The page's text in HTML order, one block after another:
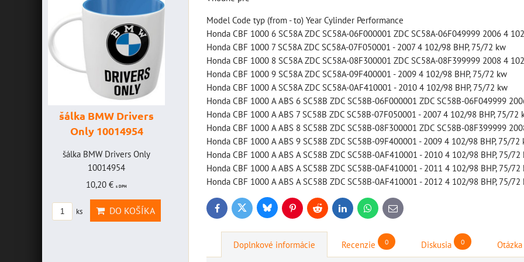
Model Code typ (from - to) Year Cylinder Performance
Honda CBF 1000 6 SC58A ZDC SC58A-06F000001 ZDC SC58A-06F049999 2006 4
Honda CBF 1000 7 SC58A ZDC SC58A-07F050001 - 2007 4 102/98 BHP, 75/72 kw
Honda CBF 1000 8 SC58A ZDC SC58A-08F300001 ZDC SC58A-08F399999 2008 4
Honda CBF 1000 9 SC58A ZDC SC58A-09F400001 - 2009 4 102/98 BHP, 75/72 kw
Honda CBF 1000 A SC58A ZDC SC58A-0AF410001 - 2010 4 102/98 BHP, 75/72 kw
Honda CBF 1000 A ABS 6 SC58B ZDC SC58B-06F000001 ZDC SC58B-06F049999
Honda CBF 1000 A ABS 7 SC58B ZDC SC58B-07F050001 - 2007 4 102/98 BHP, 75/72
Honda CBF 1000 A ABS 8 SC58B ZDC SC58B-08F300001 ZDC SC58B-08F399999
Honda CBF 1000 A ABS 9 SC58B ZDC SC58B-09F400001 - 2009 4 102/98 BHP, 75/72
Honda CBF 1000 A ABS A SC58B ZDC SC58B-0AF410001 - 2010 4 102/98 BHP, 75/72
Honda CBF 1000 A ABS A SC58B ZDC SC58B-0AF410001 - 2011 4 102/98 BHP, 75/72
Honda CBF 1000 A ABS A SC58B ZDC SC58B-0AF410001 - 2012 4 102/98 BHP, 75/72
FacebookTwitter BlueskyPinterestReddit LinkedInWhatsApp
E-
mail
Doplnkové informácie Recenzie 0 Diskusia 0
šálka BMW Drivers
Only 10014954
šálka BMW Drivers Only
10014954
10,20 €s DPH
ks DO KOŠÍKA
šálka "Yamaha
VR46" 10014772
šálka "Yamaha VR46"
10014772
19,46 €s DPH
DO KOŠÍKA
štartovací box s
digitálnym
voltmetrom + power
banka, štartovací
prúd 4000 A, NOCO
GENIUS BOOST PRO
GB150 (NOCO USA)
BAT998
štartovací box s digitálnym
voltmetrom + power banka,
333,83 €s DPH
štartovací box +
power banka,
bootovací prúd 400
A, NOCO GB20
BAT997
štartovací box + power
banka, bootovací prúd 400
A, NOCO GB20